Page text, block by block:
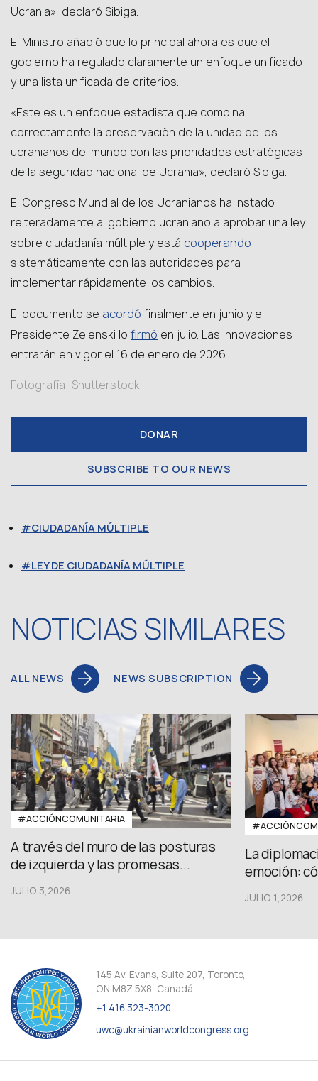
Ucrania», declaró Sibiga.
El Ministro añadió que lo principal ahora es que el
gobierno ha regulado claramente un enfoque unificado
y una lista unificada de criterios.
«Este es un enfoque estadista que combina
correctamente la preservación de la unidad de los
ucranianos del mundo con las prioridades estratégicas
de la seguridad nacional de Ucrania», declaró Sibiga.
El Congreso Mundial de los Ucranianos ha instado
reiteradamente al gobierno ucraniano a aprobar una ley
sobre ciudadanía múltiple y está cooperando
sistemáticamente con las autoridades para
implementar rápidamente los cambios.
El documento se acordó finalmente en junio y el
Presidente Zelenski lofirmó en julio. Las innovaciones
entrarán en vigor el 16 de enero de 2026.
Fotografía: Shutterstock
DONAR
SUBSCRIBE TO OUR NEWS
CIUDADANÍA MÚLTIPLE
LEY DE CIUDADANÍA MÚLTIPLE
NOTICIAS SIMILARES
ALL NEWS NEWS SUBSCRIPTION
#ACCIÓNCOMUNITARIA
A través del muro de las posturas
de izquierda y las promesas...
JULIO 3,2026
La
emoción:
JULIO 1,2026
145 Av. Evans, Suite 207, Toronto,
ON M8Z 5X8, Canadá
+1 416 323-3020
uwc@ukrainianworldcongress.org